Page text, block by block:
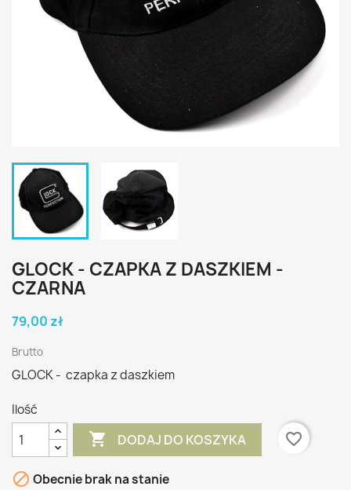
GLOCK - CZAPKA Z DASZKIEM -
CZARNA
79,00 zł
Brutto
GLOCK - czapka z daszkiem
Ilość
 DODAJ DO KOSZYKA favorite_border
 Obecnie brak na stanie